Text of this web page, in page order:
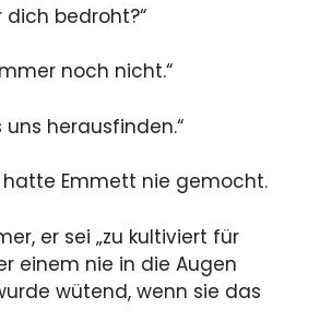
dich bedroht?“
noch nicht.“
uns herausfinden.“
hatte Emmett nie gemocht.
er sei „zu kultiviert für
einem nie in die Augen
wütend, wenn sie das